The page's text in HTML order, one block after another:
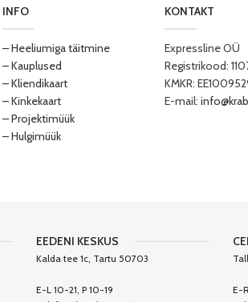
INFO
– Heeliumiga täitmine
– Kauplused
– Kliendikaart
– Kinkekaart
– Projektimüük
– Hulgimüük
KONTAKT
Expressline OÜ
Registrikood:
KMKR:
E-mail:
EEDENI KESKUS
Kalda tee 1c, Tartu 50703
E-L 10-21, P 10-19
E-